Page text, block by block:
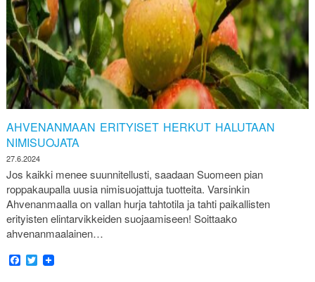
AHVENANMAAN ERITYISET HERKUT HALUTAAN
NIMISUOJATA
27.6.2024
Jos kaikki menee suunnitellusti, saadaan Suomeen pian
roppakaupalla uusia nimisuojattuja tuotteita. Varsinkin
Ahvenanmaalla on vallan hurja tahtotila ja tahti paikallisten
erityisten elintarvikkeiden suojaamiseen! Soittaako
ahvenanmaalainen…
Facebook
Twitter